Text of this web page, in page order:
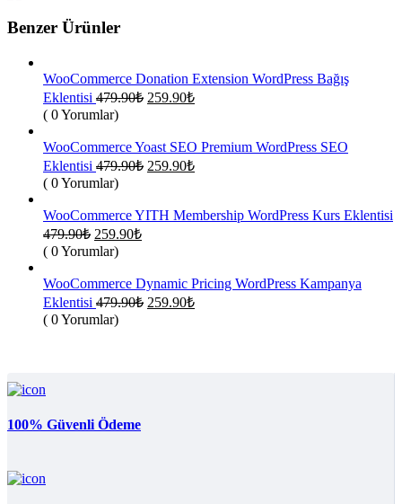
Benzer Ürünler
WooCommerce Donation Extension WordPress Bağış
Eklentisi 479.90₺ Orijinal
259.90₺Şu
259.90₺.
( 0 Yorumlar)
WooCommerce Yoast SEO Premium WordPress SEO
Eklentisi 479.90₺ Orijinal
259.90₺Şu
259.90₺.
( 0 Yorumlar)
WooCommerce YITH Membership WordPress Kurs Eklentisi
479.90₺ Orijinal
fiyat:
259.90₺Şu
259.90₺.
( 0 Yorumlar)
WooCommerce Dynamic Pricing WordPress Kampanya
Eklentisi 479.90₺ Orijinal
259.90₺Şu
( 0 Yorumlar)
100% Güvenli Ödeme